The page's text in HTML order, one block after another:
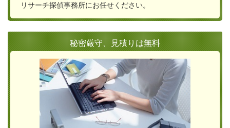
リサーチ探偵事務所にお任せください。
秘密厳守、見積りは無料